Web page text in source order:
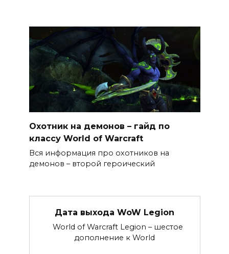
Охотник на демонов – гайд по
классу World of Warcraft
Вся информация про охотников на
демонов – второй героический
Дата выхода WoW Legion
World of Warcraft Legion – шестое
дополнение к World